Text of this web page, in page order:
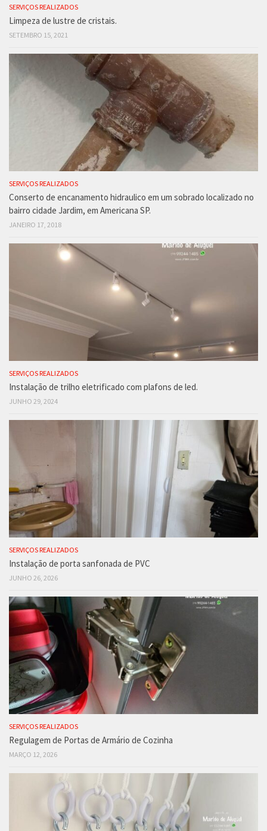
SERVIÇOS REALIZADOS
Limpeza de lustre de cristais.
SETEMBRO 15, 2021
SERVIÇOS REALIZADOS
Conserto de encanamento hidraulico em um sobrado localizado no
bairro cidade Jardim, em Americana SP.
JANEIRO 17, 2018
SERVIÇOS REALIZADOS
Instalação de trilho eletrificado com plafons de led.
JUNHO 29, 2024
SERVIÇOS REALIZADOS
Instalação de porta sanfonada de PVC
JUNHO 26, 2026
SERVIÇOS REALIZADOS
Regulagem de Portas de Armário de Cozinha
MARÇO 12, 2026